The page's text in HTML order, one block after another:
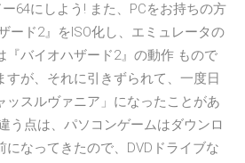
64にしよう! また、PCをお持ちの方
ード2』をISO化し、エミュレータの
『バイオハザード2』の動作 もので
が、それに引きずられて、一度日
ッスルヴァニア」になったことがあ
う点は、パソコンゲームはダウンロ
になってきたので、DVDドライブな